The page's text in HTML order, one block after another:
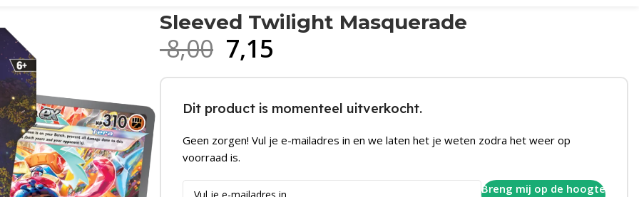
Sleeved Twilight Masquerade
8,00 7,15
Dit product is momenteel uitverkocht.
Geen zorgen! Vul je e-mailadres in en we laten het je weten zodra het weer op
voorraad is.
Breng mij op de hoogte